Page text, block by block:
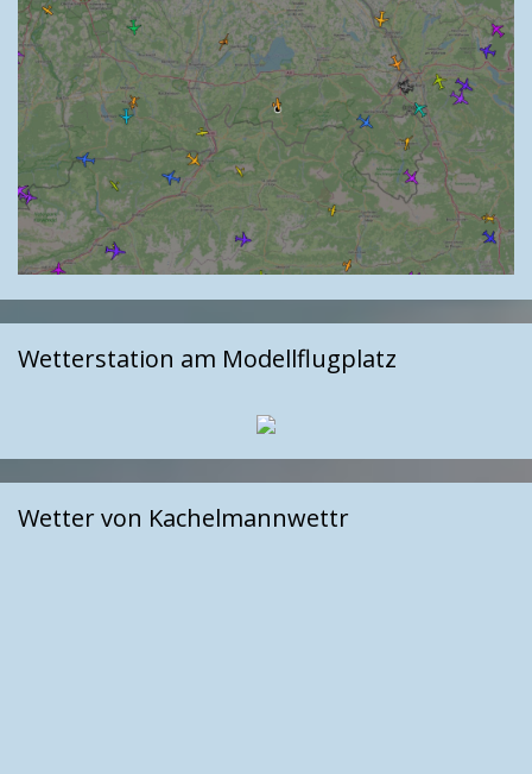
Wetterstation am Modellflugplatz
Wetter von Kachelmannwettr